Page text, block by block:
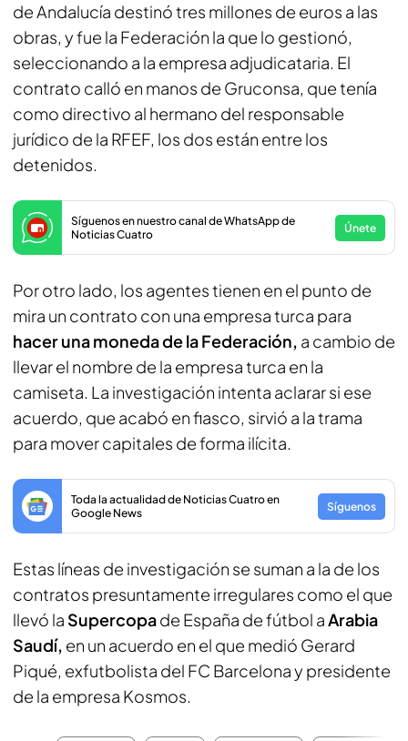
de Andalucía destinó tres millones de euros a las
obras, y fue la Federación la que lo gestionó,
seleccionando a la empresa adjudicataria. El
contrato calló en manos de Gruconsa, que tenía
como directivo al hermano del responsable
jurídico de la RFEF, los dos están entre los
detenidos.
Síguenos en nuestro canal de WhatsApp de
Noticias Cuatro
Únete
Por otro lado, los agentes tienen en el punto de
mira un contrato con una empresa turca para
hacer una moneda de la Federación, a cambio de
llevar el nombre de la empresa turca en la
camiseta. La investigación intenta aclarar si ese
acuerdo, que acabó en fiasco, sirvió a la trama
para mover capitales de forma ilícita.
Toda la actualidad de Noticias Cuatro en
Google News
Síguenos
Estas líneas de investigación se suman a la de los
contratos presuntamente irregulares como el que
llevó la Supercopade España de fútbol aArabia
Saudí, en un acuerdo en el que medió Gerard
Piqué, exfutbolista del FC Barcelona y presidente
de la empresa Kosmos.